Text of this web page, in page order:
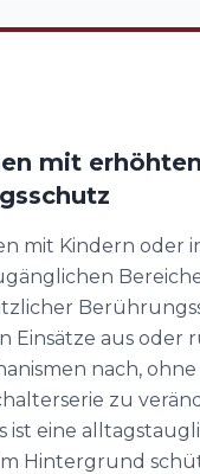
mit
mit Kindern oder
Einsätze aus oder
nach, ohne
zu
ist eine
Hintergrund